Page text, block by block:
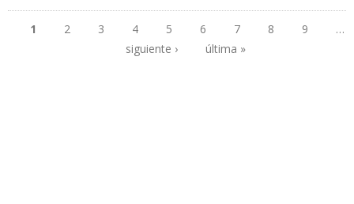
RODRÍGUEZ A LA REVISTA TIME
1 2 3 4 5 6 7 8 9
…
siguiente ›
última »